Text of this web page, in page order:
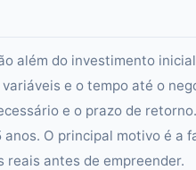
além do investimento
e o tempo até o
e o prazo de retorno.
anos. O principal motivo é a
reais antes de empreender.